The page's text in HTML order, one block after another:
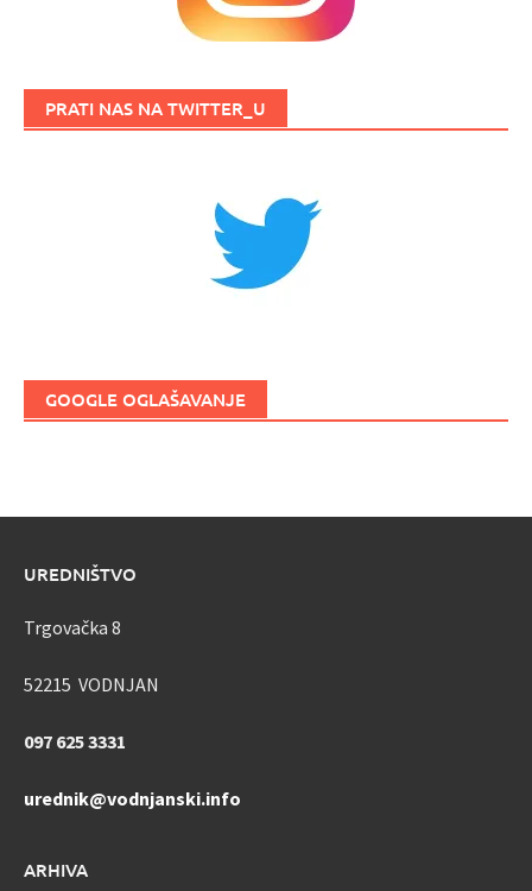
PRATI NAS NA TWITTER_U
GOOGLE OGLAŠAVANJE
UREDNIŠTVO
Trgovačka 8
52215 VODNJAN
097 625 3331
urednik@vodnjanski.info
ARHIVA